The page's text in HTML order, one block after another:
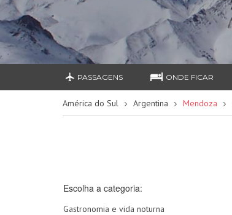
PASSAGENS ONDE FICAR
América do Sul Argentina Mendoza
Escolha a categoria:
Gastronomia e vida noturna